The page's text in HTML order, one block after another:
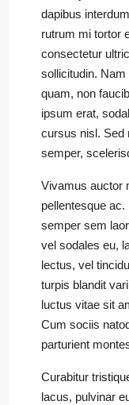
dapibus
rutrum mi tortor
consectetur
sollicitudin.
quam, non
ipsum erat,
cursus nisl. Sed
semper,
Vivamus auctor
pellentesque
semper sem
vel sodales eu,
lectus, vel
turpis blandit
luctus vitae sit
Cum sociis
parturient
Curabitur
lacus, pulvinar